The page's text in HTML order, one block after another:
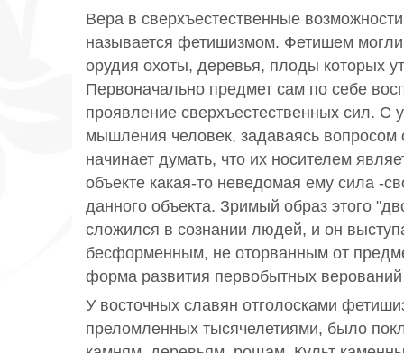
Вера в сверхъестественные
называется фетишизмом. Фетишем
орудия охоты, деревья, плоды которых
Первоначально предмет сам по себе
проявление сверхъестественных сил. С
мышления человек, задаваясь вопросом
начинает думать, что их носителем
объекте какая-то неведомая ему сила -
данного объекта. Зримый образ этого
сложился в сознании людей, и он
бесформенным, не оторванным от
форма развития первобытных
У восточных славян отголосками
преломленных тысячелетиями, было